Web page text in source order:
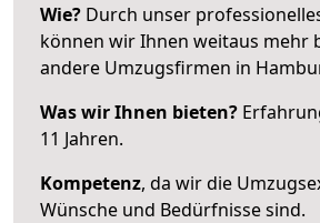
Wie? Durch unser
können wir Ihnen weitaus mehr
andere Umzugsfirmen in
Was wir Ihnen bieten?
11 Jahren.
Kompetenz, da wir die
Wünsche und Bedürfnisse sind.